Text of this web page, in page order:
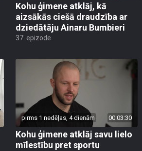
Kohu ģimene atklāj, kā
aizsākās ciešā draudzība ar
dziedātāju Ainaru Bumbieri
37. epizode
pirms 1 nedēļas, 4 dienām 00:03:30
Kohu ģimene atklāj savu lielo
mīlestību pret sportu